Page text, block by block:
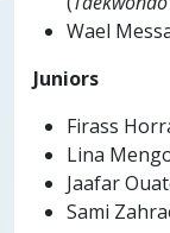
​Wael
Juniors
​Firass
​Lina
​Jaafar
​Sami